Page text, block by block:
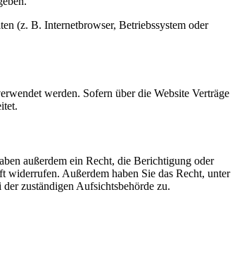
(z. B. Internetbrowser, Betriebssystem oder
werden. Sofern über die Website Verträge
außerdem ein Recht, die Berichtigung oder
Außerdem haben Sie das Recht, unter
zuständigen Aufsichtsbehörde zu.